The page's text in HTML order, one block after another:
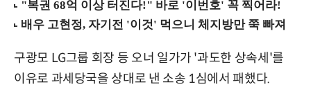
구광모 LG그룹 회장 등 오너 일가가 '과도한 상속세'를
이유로 과세당국을 상대로 낸 소송 1심에서 패했다.